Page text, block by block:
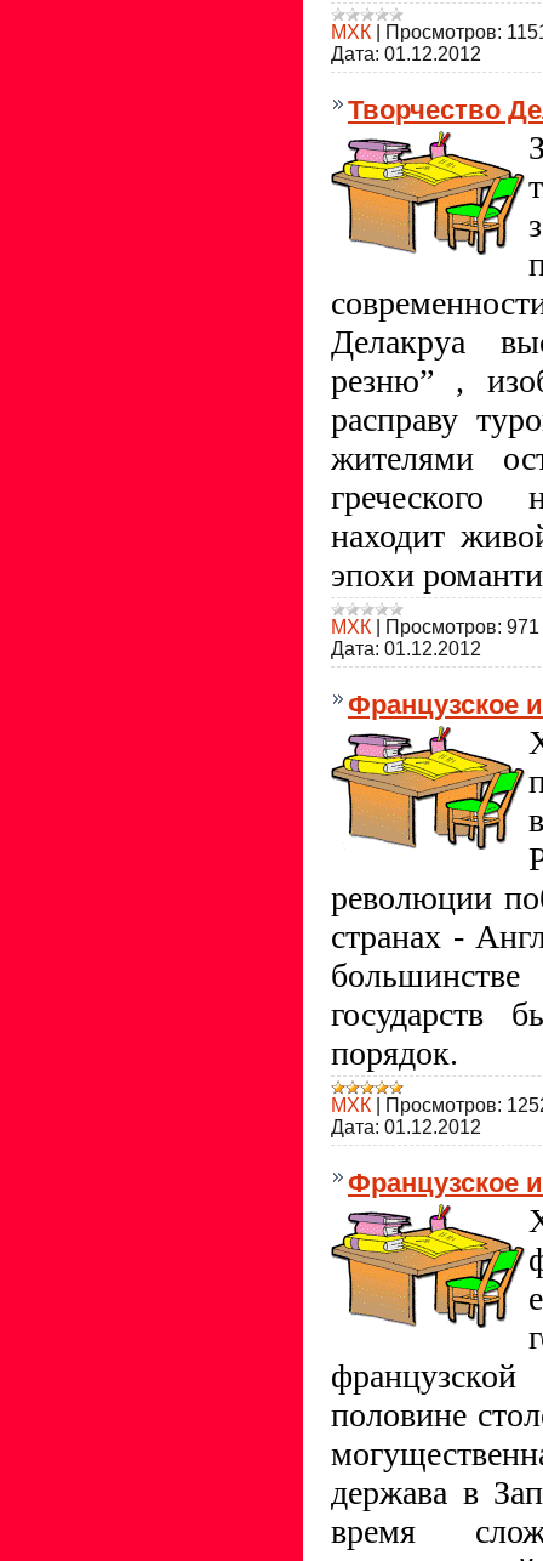
МХК Просмотров:
Дата: 01.12.2012
Творчество
Делакруа
резню” ,
расправу
жителями
греческого
находит
эпохи
МХК Просмотров: 971
Дата: 01.12.2012
Французское
революции
странах -
государств
порядок.
МХК Просмотров:
Дата: 01.12.2012
Французское
половине
держава в
время